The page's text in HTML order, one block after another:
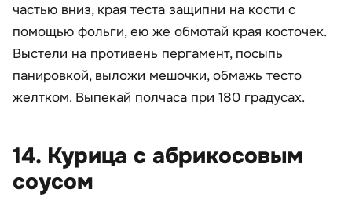
частью вниз, края теста защипни на кости с
помощью фольги, ею же обмотай края косточек.
Выстели на противень пергамент, посыпь
панировкой, выложи мешочки, обмажь тесто
желтком. Выпекай полчаса при 180 градусах.
14. Курица с абрикосовым
соусом